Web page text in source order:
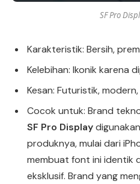
SF Pro
Karakteristik: Bersih,
Kelebihan: Ikonik karena
Kesan: Futuristik,
Cocok untuk: Brand
SF Pro Display
produknya, mulai dari
membuat font ini identik
eksklusif. Brand yang